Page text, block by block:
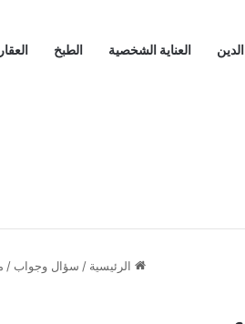
الدين العناية الشخصية الطبخ
الرئيسية / سؤال وجواب /